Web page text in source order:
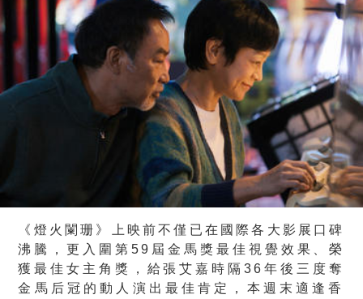
《燈火闌珊》上映前不僅已在國際各大影展口碑
沸騰，更入圍第59 屆金馬獎最佳視覺效果、榮
獲最佳女主角獎，給張艾嘉時隔36年後 三度奪
金馬后冠的動人演出最佳肯定， 本週末適逢香